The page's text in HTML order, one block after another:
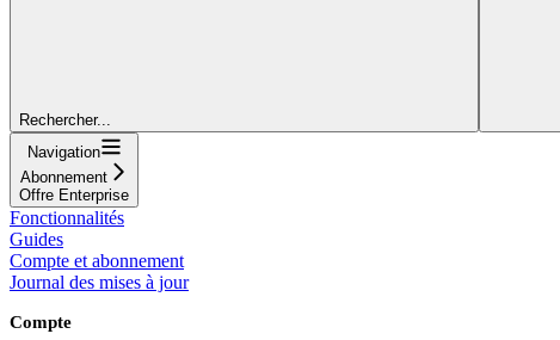
Rechercher...
Navigation
Abonnement
Offre Enterprise
Fonctionnalités
Guides
Compte et abonnement
Journal des mises à jour
Compte